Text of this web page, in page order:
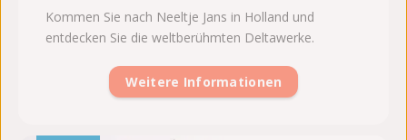
Kommen Sie nach Neeltje Jans in Holland und
entdecken Sie die weltberühmten Deltawerke.
Weitere Informationen